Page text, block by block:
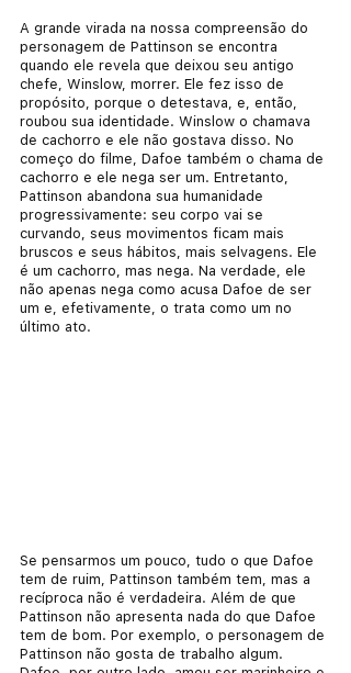
A grande virada na nossa compreensão do
personagem de Pattinson se encontra
quando ele revela que deixou seu antigo
chefe, Winslow, morrer. Ele fez isso de
propósito, porque o detestava, e, então,
roubou sua identidade. Winslow o chamava
de cachorro e ele não gostava disso. No
começo do filme, Dafoe também o chama de
cachorro e ele nega ser um. Entretanto,
Pattinson abandona sua humanidade
progressivamente: seu corpo vai se
curvando, seus movimentos ficam mais
bruscos e seus hábitos, mais selvagens. Ele
é um cachorro, mas nega. Na verdade, ele
não apenas nega como acusa Dafoe de ser
um e, efetivamente, o trata como um no
último ato.
Se pensarmos um pouco, tudo o que Dafoe
tem de ruim, Pattinson também tem, mas a
recíproca não é verdadeira. Além de que
Pattinson não apresenta nada do que Dafoe
tem de bom. Por exemplo, o personagem de
Pattinson não gosta de trabalho algum.